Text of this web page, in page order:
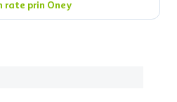
rate prin Oney